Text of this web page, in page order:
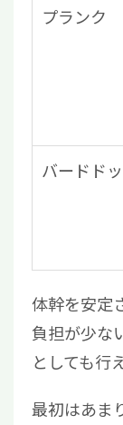
プランク
バードド
体幹を安定
負担が少な
としても行
最初はあま